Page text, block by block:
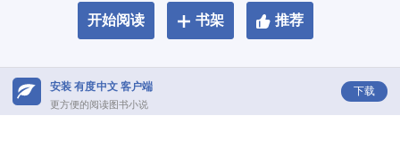
开始阅读 书架 推荐
安装 有度中文 客户端
更方便的阅读图书小说
下载